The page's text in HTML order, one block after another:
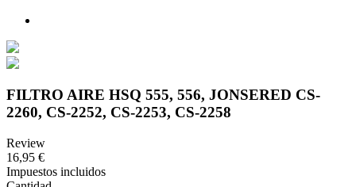
FILTRO AIRE HSQ 555, 556, JONSERED CS-
2260, CS-2252, CS-2253, CS-2258
Review
16,95 €
Impuestos incluidos